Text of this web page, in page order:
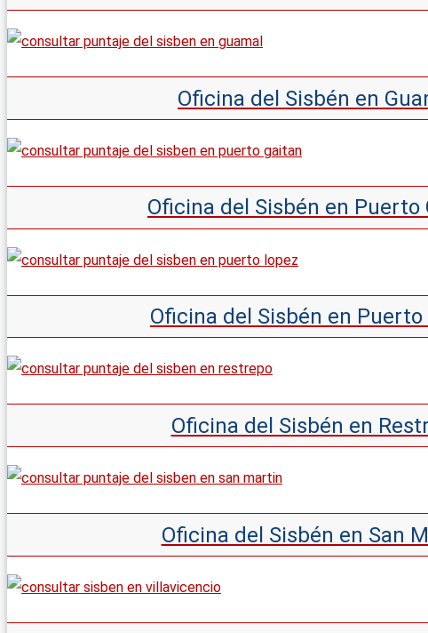
Oficina del Sisbén en
Oficina del Sisbén en Puerto
Oficina del Sisbén en
Oficina del Sisbén en
Oficina del Sisbén en San